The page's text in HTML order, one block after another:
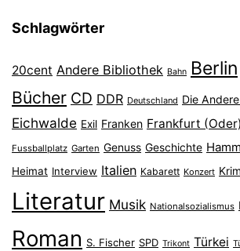
Schlagwörter
20cent Andere Bibliothek Bahn Berlin
Bücher CD DDR Deutschland Die
Eichwalde Exil Franken Frankfurt (Oder)
Fussballplatz Garten Genuss Geschichte
Heimat Interview Italien Kabarett Konzert
Literatur Musik Nationalsozialismus
Roman S. Fischer SPD Trikont Türkei